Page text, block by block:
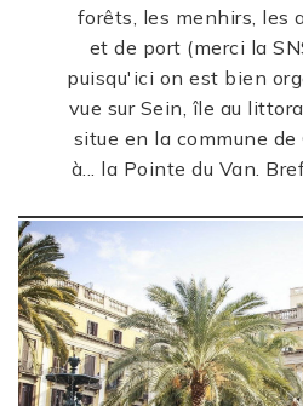
forêts, les menhirs, les
et de port (merci la
puisqu'ici on est bien
vue sur Sein, île au
situe en la commune de
à... la Pointe du Van.